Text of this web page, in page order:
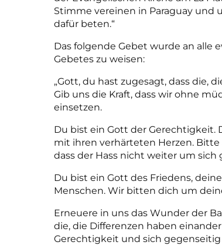
Stimme vereinen in Paraguay und
dafür beten.“
Das folgende Gebet wurde an alle
Gebetes zu weisen:
„Gott, du hast zugesagt, dass die,
Gib uns die Kraft, dass wir ohne
einsetzen.
Du bist ein Gott der Gerechtigkeit.
mit ihren verhärteten Herzen. Bitte
dass der Hass nicht weiter um sich
Du bist ein Gott des Friedens,
Menschen. Wir bitten dich um
Erneuere in uns das Wunder der
die, die Differenzen haben
Gerechtigkeit und sich